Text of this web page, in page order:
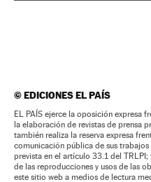
©EDICIONES EL PAÍS
EL PAÍS ejerce la oposición expresa
la elaboración de revistas de prensa
también realiza la reserva expresa
comunicación pública de sus
prevista en el artículo 33.1 del TRLPI;
de las reproducciones y usos de las
este sitio web a medios de lectura